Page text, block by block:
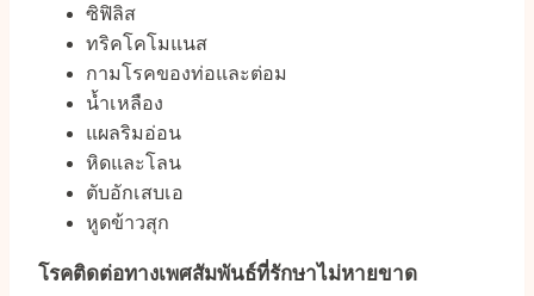
ซิฟิลิส
ทริคโคโมแนส
กามโรคของท่อและต่อม
น้ำเหลือง
แผลริมอ่อน
หิดและโลน
ตับอักเสบเอ
หูดข้าวสุก
โรคติดต่อทางเพศสัมพันธ์ที่รักษาไม่หายขาด